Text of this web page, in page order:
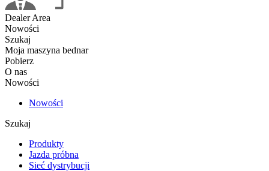
Dealer Area
Nowości
Szukaj
Moja maszyna bednar
Pobierz
O nas
Nowości
Nowości
Szukaj
Produkty
Jazda próbna
Sieć dystrybucji